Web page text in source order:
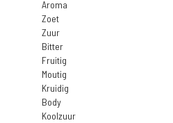
Aroma
Zoet
Zuur
Bitter
Fruitig
Moutig
Kruidig
Body
Koolzuur